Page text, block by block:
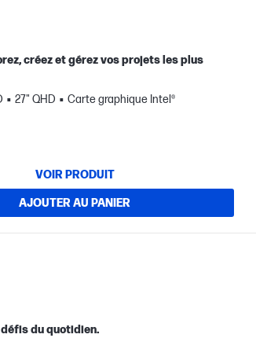
créez et gérez vos projets les plus
27" QHD Carte graphique Intel®
VOIR PRODUIT
AJOUTER AU PANIER
défis du quotidien.